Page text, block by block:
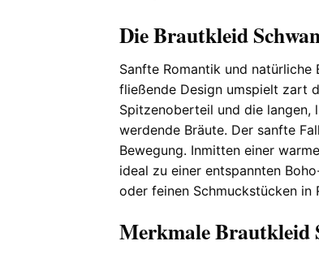
Die Brautkleid
Sanfte Romantik und
fließende Design umspielt zart
Spitzenoberteil und die langen,
werdende Bräute. Der sanfte
Bewegung. Inmitten einer
ideal zu einer entspannten
oder feinen Schmuckstücken in
Merkmale Brautkleid